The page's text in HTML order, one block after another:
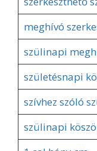
meghívó
szülinapi
születésnapi
szívhez szóló
szülinapi